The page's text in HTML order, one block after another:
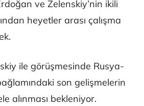
ve Zelenskiy’nin ikili
heyetler arası çalışma
ile görüşmesinde Rusya-
son gelişmelerin
alınması bekleniyor.